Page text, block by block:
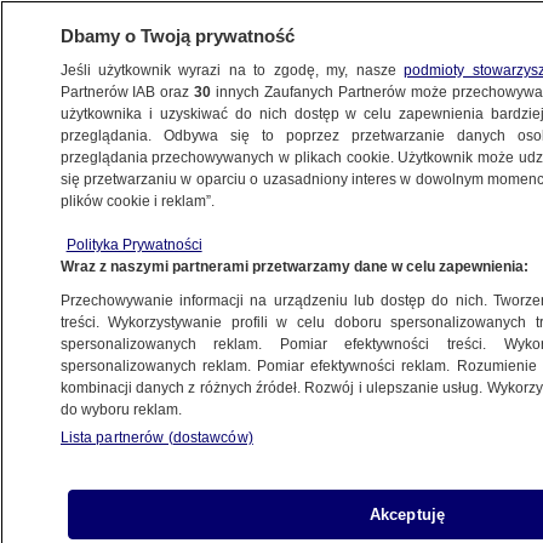
ŚWIAT
Rishi Sunak z największą ilością głosów
w drugiej rundzie
14.07.2022, 16:46
Udostępnij
schedę po Borisie Johnsonie, który ogłosił swoją
rezygnację. W drugiej rundzie wyborów nowego
Dbamy o Twoją prywatność
Jeśli użytkownik wyrazi na to zgodę, my, naszepodmioty
Partnerów IAB oraz30 innych Zaufanych Partnerów może
użytkownika i uzyskiwać do nich dostęp w celu zapewnienia
przeglądania. Odbywa się to poprzez przetwarzanie danych
przeglądania przechowywanych w plikach cookie. Użytkownik może
się przetwarzaniu w oparciu o uzasadniony interes w dowolnym
plików cookie i reklam”.
Polityka Prywatności
Wraz z naszymi partnerami przetwarzamy dane w celu zapewnienia:
Przechowywanie informacji na urządzeniu lub dostęp do nich.
treści. Wykorzystywanie profili w celu doboru spersonalizowanych
spersonalizowanych reklam. Pomiar efektywności treści.
spersonalizowanych reklam. Pomiar efektywności reklam.
kombinacji danych z różnych źródeł. Rozwój i ulepszanie usług.
do wyboru reklam.
Lista partnerów (dostawców)
Akceptuję